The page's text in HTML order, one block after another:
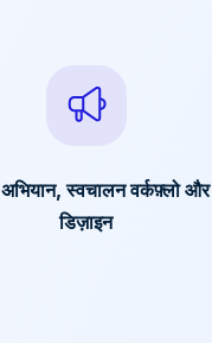
अभियान, स्वचालन वर्कफ़्लो और
डिज़ाइन